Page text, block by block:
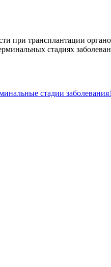
при трансплантации
стадиях
стадии заболевания1